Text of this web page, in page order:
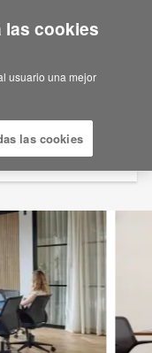
we sell in
las cookies
usuario una mejor
las cookies